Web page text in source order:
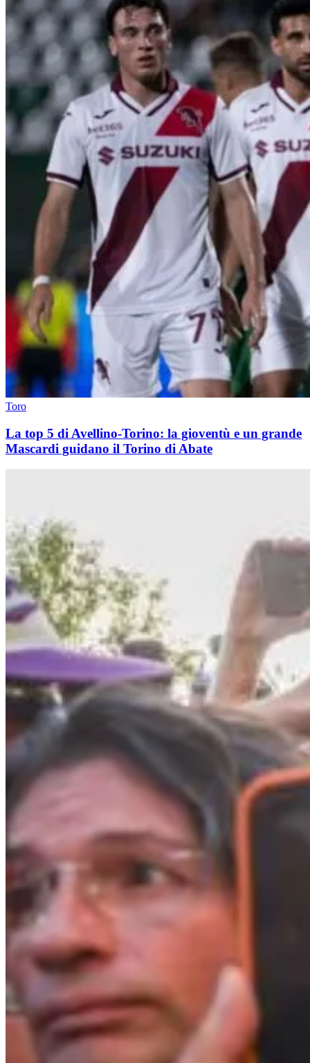
Toro
La top 5 di Avellino-Torino: la gioventù e un grande
Mascardi guidano il Torino di Abate